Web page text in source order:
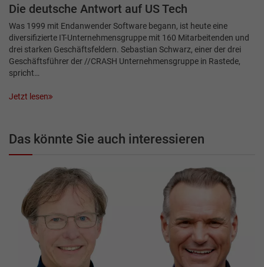
Die deutsche Antwort auf US Tech
Was 1999 mit Endanwender Software begann, ist heute eine
diversifizierte IT-Unternehmensgruppe mit 160 Mitarbeitenden und
drei starken Geschäftsfeldern. Sebastian Schwarz, einer der drei
Geschäftsführer der //CRASH Unternehmensgruppe in Rastede,
spricht…
Jetzt lesen
Das könnte Sie auch interessieren